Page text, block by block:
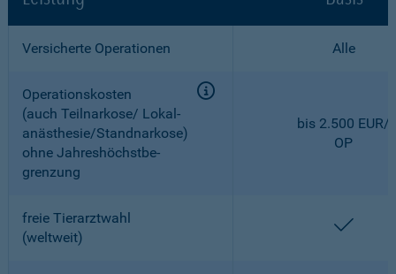
Versicherte Operationen Alle
Operationskosten
(auch Teilnarkose/ Lokal­
anästhesie/Standnarkose)
ohne Jahreshöchstbe­
grenzung
bis 2.500 EUR/
OP
freie Tierarztwahl
(weltweit)